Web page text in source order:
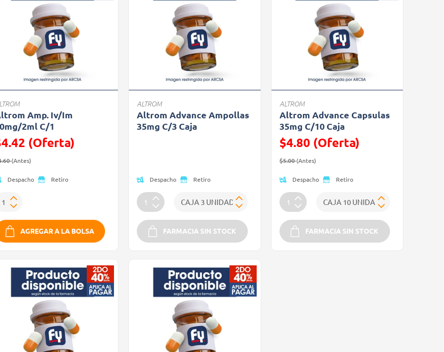
Amp. Iv/Im
2ml C/1
(Oferta)
reducido de
(Antes)
Despacho Retiro
AGREGAR A LA BOLSA
ALTROM
Altrom Advance Ampollas
35mg C/3 Caja
Despacho Retiro
FARMACIA SIN STOCK
ALTROM
Altrom Advance Capsulas
35mg C/10 Caja
$4.80 (Oferta)
Precio reducido de
$5.00(Antes)(Oferta)
Despacho Retiro
FARMACIA SIN STOCK